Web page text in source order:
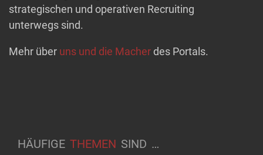
strategischen und operativen Recruiting
unterwegs sind.
Mehr über uns und die Macherdes Portals.
HÄUFIGE THEMEN SIND …